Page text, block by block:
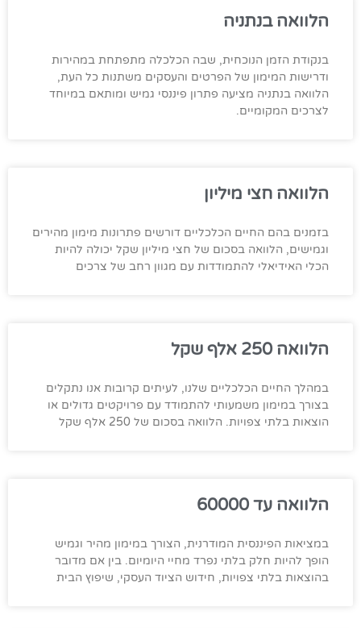
הלוואה בנתניה
בנקודת הזמן הנוכחית, שבה הכלכלה מתפתחת במהירות
ודרישות המימון של הפרטים והעסקים משתנות כל העת,
הלוואה בנתניה מציעה פתרון פיננסי גמיש ומותאם במיוחד
לצרכים המקומיים.
הלוואה חצי מיליון
בזמנים בהם החיים הכלכליים דורשים פתרונות מימון מהירים
וגמישים, הלוואה בסכום של חצי מיליון שקל יכולה להיות
הכלי האידיאלי להתמודדות עם מגוון רחב של צרכים
הלוואה 250 אלף שקל
במהלך החיים הכלכליים שלנו, לעיתים קרובות אנו נתקלים
בצורך במימון משמעותי להתמודד עם פרויקטים גדולים או
הוצאות בלתי צפויות. הלוואה בסכום של 250 אלף שקל
הלוואה עד 60000
במציאות הפיננסית המודרנית, הצורך במימון מהיר וגמיש
הופך להיות חלק בלתי נפרד מחיי היומיום. בין אם מדובר
בהוצאות בלתי צפויות, חידוש הציוד העסקי, שיפוץ הבית